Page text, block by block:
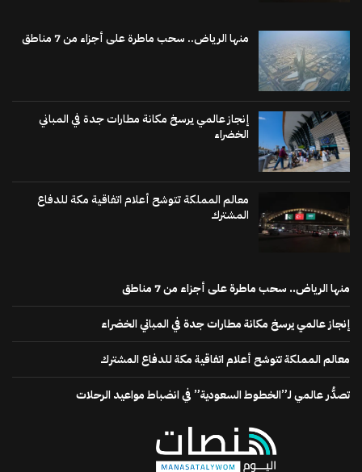
منها الرياض.. سحب ماطرة على أجزاء من 7 مناطق
إنجاز عالمي يرسخ مكانة مطارات جدة في المباني
الخضراء
معالم المملكة تتوشح أعلام اتفاقية مكة للدفاع
المشترك
منها الرياض.. سحب ماطرة على أجزاء من 7 مناطق
إنجاز عالمي يرسخ مكانة مطارات جدة في المباني الخضراء
معالم المملكة تتوشح أعلام اتفاقية مكة للدفاع المشترك
تصدُّر عالمي لـ”الخطوط السعودية” في انضباط مواعيد الرحلات